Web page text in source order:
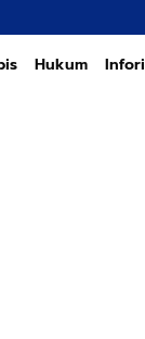
Hukum